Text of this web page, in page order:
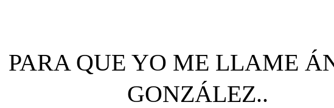
PARA QUE YO ME LLAME
GONZÁLEZ..